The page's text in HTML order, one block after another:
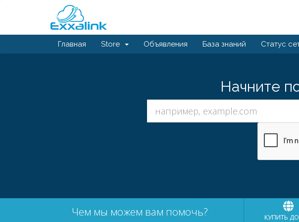
Главная Store Объявления База знаний Статус
Начните
Чем мы можем вам помочь? КУПИТЬ